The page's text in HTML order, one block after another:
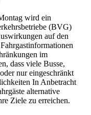
wird ein
(BVG)
auf den
im
dass viele Busse,
nur eingeschränkt
In Anbetracht
alternative
Ziele zu erreichen.